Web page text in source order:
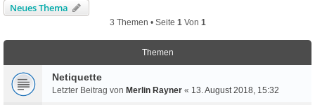
Neues Thema
3 Themen • Seite 1 Von 1
Themen
Netiquette
Letzter Beitrag von Merlin Rayner « 13. August 2018, 15:32